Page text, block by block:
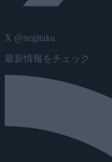
X @negitaku
最新情報をチェック